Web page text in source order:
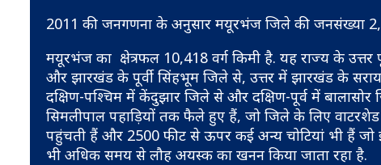
2011 की जनगणना के अनुसार मयूरभंज जिले की जनसंख्या
मयूरभंज का क्षेत्रफल 10,418 वर्ग किमी है. यह राज्य के उत्तर
और झारखंड के पूर्वी सिंहभूम जिले से, उत्तर में झारखंड के
दक्षिण-पश्चिम में केंदुझार जिले से और दक्षिण-पूर्व में
सिमलीपाल पहाड़ियों तक फैले हुए हैं, जो जिले के लिए
पहुंचती हैं और 2500 फीट से ऊपर कई अन्य चोटियां भी हैं जो
भी अधिक समय से लौह अयस्क का खनन किया जाता रहा है.